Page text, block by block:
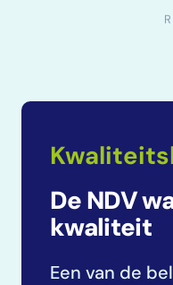
De NDV
kwaliteit
Een van de